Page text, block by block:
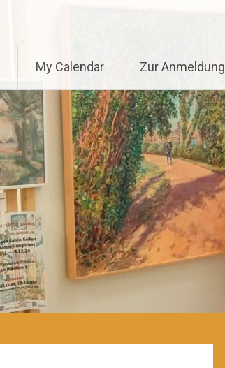
My Calendar Zur Anmeldung